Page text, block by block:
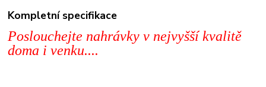
Kompletní specifikace
Poslouchejte nahrávky v nejvyšší kvalitě
doma i venku....